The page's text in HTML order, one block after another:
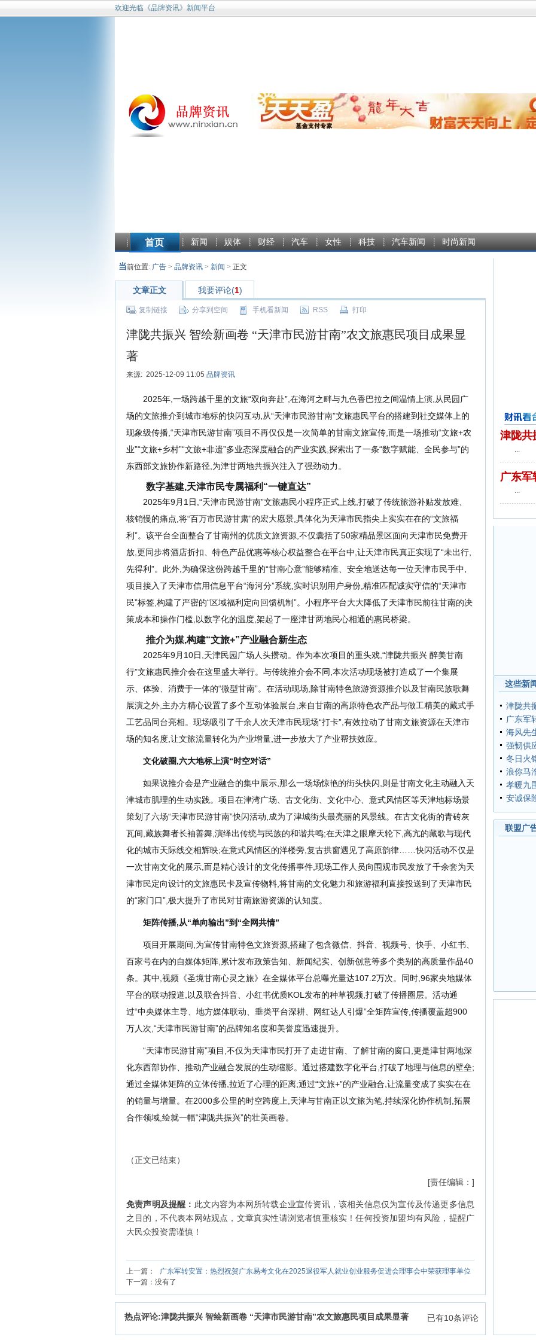
欢迎光临《品牌资讯》新闻平台
首页 新闻 娱体 财经 汽车 女性 科技 汽车新闻 时尚新闻
当前位置: 广告 > 品牌资讯 > 新闻 > 正文
文章正文 我要评论(1)
复制链接 分享到空间 手机看新闻 RSS 打印
津陇共振兴 智绘新画卷 “天津市民游甘南”农文旅惠民项目成果显
著
来源: 2025-12-09 11:05 品牌资讯
2025年,一场跨越千里的文旅“双向奔赴”,在海河之畔与九色香巴拉之间温情上演 从民园广
场的文旅推介到城市地标的快闪互动,从“天津市民游甘南”文旅惠民平台的搭建到社交媒体上的
现象级传播,“天津市民游甘南”项目不再仅仅是一次简单的甘南文旅宣传 ,而是一场推动“文旅+农
业”“文旅+乡村”“文旅+非遗”多业态深度融合的产业实践,探索出了一条“数字赋能、全民参与”的
东西部文旅协作新路径 为津甘两地共振兴注入了强劲动力。
数字基建,天津市民专属福利“一键直达”
2025年9月1日,“天津市民游甘南”文旅惠民小程序正式上线 打破了传统旅游补贴发放难、
核销慢的痛点,将“百万市民游甘肃”的宏大愿景,具体化为天津市民指尖上实实在在的“文旅福
利”。 该平台全面整合了甘南州的优质文旅资源,不仅囊括了50家精品景区面向天津市民免费开
放,更同步将酒店折扣、特色产品优惠等核心权益整合在平台中 ,让天津市民真正实现了“未出行,
先得利”。 此外,为确保这份跨越千里的“甘南心意”能够精准、安全地送达每一位天津市民手中,
项目接入 了天津市信用信息平台“海河分”系统 实时识别用户身份,精准匹配诚实守信的“天津市
民”标签 构建了严密的“区域福利定向回馈机制”。 小程序平台大大降低了天津市民前往甘南的决
策成本和操作门槛 以数字化的温度,架起了一座津甘两地民心相通的惠民桥梁。
推介为媒,构建“文旅+”产业融合新生态
2025年9月10日,天津民园广场人头攒动。作为本次项目的重头戏,“津陇共振兴 醉美甘南
行”文旅惠民推介会在这里盛大举行。与传统推介会不同,本次活动现场被打造成了一个集展
示、体验、消费于一体的“微型甘南”。在活动现场, 除甘南特色旅游资源推介以及甘南民族歌舞
展演之外, 主办方精心设置了多个互动体验展台 来自甘南的高原特色农产品与做工精美的藏式手
工艺品同台亮相。 现场吸引了千余人次天津市民现场“打卡”,有效拉动了甘南文旅资源在天津市
场的知名度,让文旅流量转化为产业增量, 进一步放大了产业帮扶效应。
文化破圈,六大地标上演“时空对话”
如果说推介会是产业融合的集中展示,那么一场场惊艳的街头快闪,则是甘南文化主动融入天
津城市肌理的生动实践。项目在津湾广场、古文化街、文化中心、意式风情区等天津地标场景
策划 了六场“天津市民游甘南”快闪活动,成为了津城街头最亮丽的风景线。在古文化街的青砖灰
瓦间,藏族舞者长袖善舞,演绎出传统与民族的和谐共鸣;在天津之眼摩天轮下,高亢的藏歌与现代
化的城市天际线交相辉映;在意式风情区的洋楼旁,复古拱窗遇见了高原韵律……快闪活动不仅是
一次甘南文化的展示 ,而是精心设计的文化传播事件 现场工作人员向围观市民发放了千余套为天
津市民定向设计的文旅惠民卡及宣传物料,将甘南的文化魅力和旅游福利 直接投送到了天津市民
的“家门口”,极大提升了市民对甘南旅游资源的认知度。
矩阵传播,从“单向输出”到“全网共情”
项目开展期间 为宣传甘南特色文旅资源, 搭建了包含微信、抖音、视频号、快手、小红书、
百家号在内的自媒体矩阵,累计发布政策告知
新闻纪实 创新创意等多个类别的高质量作品40
条。其中,视频《圣境甘南心灵之旅》在全媒体平台总曝光量达107.2万次。 同时, 96家央地媒体
平台的联动报道, 以及联合抖音、小红书优质KOL发布的种草视频,打破了传播圈层。活动通
过“中央媒体主导、地方媒体联动、垂类平台深耕、网红达人引爆”全矩阵宣传,传播覆盖超900
万人次,“天津市民游甘南”的品牌知名度和美誉度迅速提升。
“天津市民游甘南”项目,不仅为天津市民打开了走进甘南、了解甘南的窗口 ,更是津甘两地深
化东西部协作、推动产业融合发展的生动缩影。通过搭建数字化平台,打破了地理与信息的壁垒;
通过全媒体矩阵的立体传播,拉近了心理的距离;通过“文旅+”的产业融合,让流量变成了实实在在
的销量与增量。在2000多公里的时空跨度上,天津与甘南正以文旅为笔, 持续深化协作机制,拓展
合作领域, 绘就一幅“津陇共振兴”的壮美画卷。
（正文已结束）
[责任编辑：]
免责声明及提醒： 此文内容为本网所转载企业宣传资讯，该相关信息仅为宣传及传递更多信息
之目的，不代表本网站观点，文章真实性请浏览者慎重核实！任何投资加盟均有风险，提醒广
大民众投资需谨慎！
上一篇：
广东军转安置：热烈祝贺广东易考文化在2025退役军人就业创业服务促进会理事会中荣获理事单位
下一篇：没有了
热点评论:津陇共振兴 智绘新画卷 “天津市民游甘南”农文旅惠民项目成果显著 已有10条评论
财讯看台
津陇共
...
广东军
...
这些新
津陇共
广东军
海风先
强韧供
冬日火
浪你马
孝暖九
安诚保
联盟广